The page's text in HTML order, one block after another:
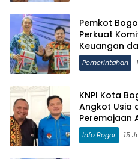
Pemkot
Perkuat
Keuangan
Pemerintahan
KNPI Kota
Angkot Usia
Peremajaan
Info Bogor 15